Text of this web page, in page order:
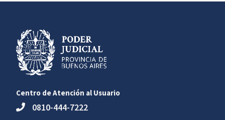
Centro de Atención al Usuario
0810-444-7222